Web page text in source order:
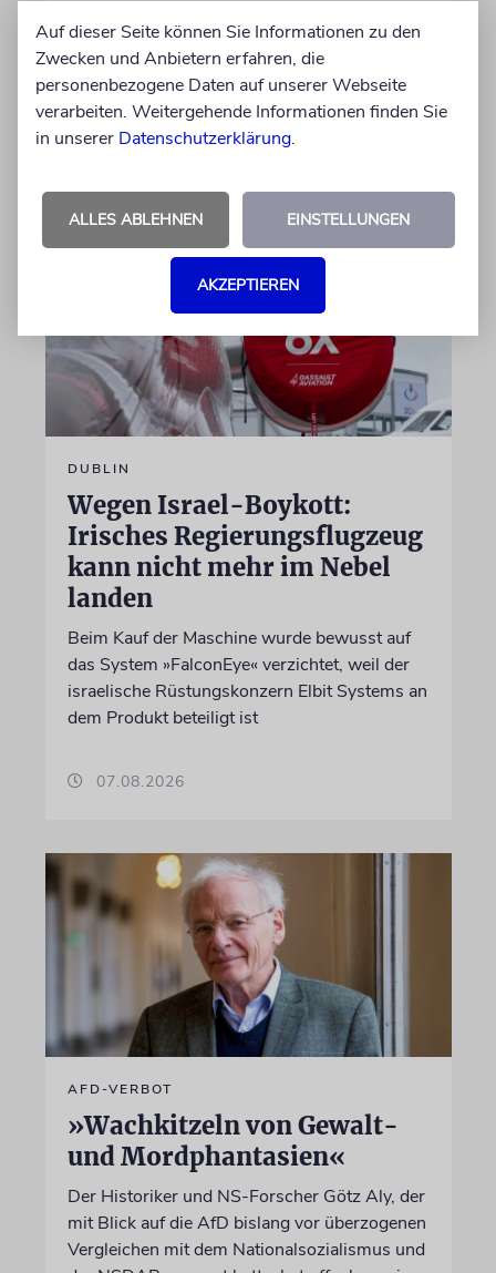
Siedlergewalt ein und war an dem Oscar-
prämierten Film »No Other Land« beteiligt.
Jetzt steht der mutmaßliche Täter vor Gericht
DUBLIN
Wegen Israel-Boykott:
Irisches Regierungsflugzeug
kann nicht mehr im Nebel
landen
Beim Kauf der Maschine wurde bewusst auf
das System »FalconEye« verzichtet, weil der
israelische Rüstungskonzern Elbit Systems an
dem Produkt beteiligt ist
07.08.2026
AFD-VERBOT
»Wachkitzeln von Gewalt-
und Mordphantasien«
Der Historiker und NS-Forscher Götz Aly, der
mit Blick auf die AfD bislang vor überzogenen
Vergleichen mit dem Nationalsozialismus und
Auf dieser Seite können Sie Informationen zu den
Zwecken und Anbietern erfahren, die
personenbezogene Daten auf unserer Webseite
verarbeiten. Weitergehende Informationen finden Sie
in unserer Datenschutzerklärung.
ALLES ABLEHNEN EINSTELLUNGEN
AKZEPTIEREN